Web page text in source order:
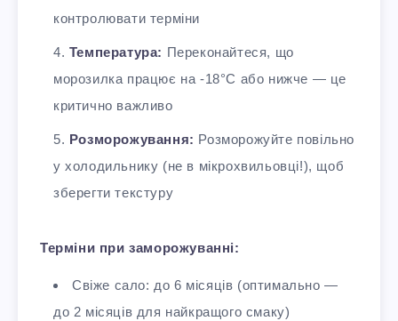
контролювати терміни
Температура: Переконайтеся, що
морозилка працює на -18°C або нижче — це
критично важливо
Розморожування: Розморожуйте повільно
у холодильнику (не в мікрохвильовці!), щоб
зберегти текстуру
Терміни при заморожуванні:
Свіже сало: до 6 місяців (оптимально —
до 2 місяців для найкращого смаку)